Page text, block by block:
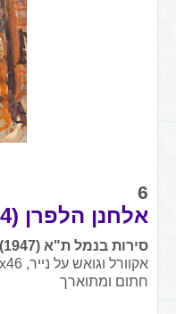
6
אלחנן הלפרן (1914 - 1995)
סירות בנמל ת"א (1947)
אקוורל וגואש על נייר, 33x46 ס"מ
חתום ומתוארך